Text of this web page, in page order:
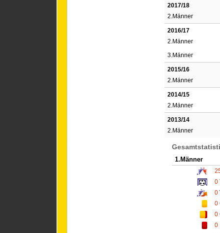
2017/18
2.Männer
2016/17
2.Männer
3.Männer
2015/16
2.Männer
2014/15
2.Männer
2013/14
2.Männer
1.Männer
0
0
0
0
0